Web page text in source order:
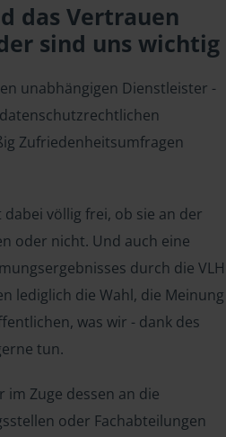
das Vertrauen
sind uns wichtig
unabhängigen Dienstleister -
Zufriedenheitsumfragen
völlig frei, ob sie an der
oder nicht. Und auch eine
durch die VLH
lediglich die Wahl, die Meinung
was wir - dank des
tun.
im Zuge dessen an die
oder Fachabteilungen